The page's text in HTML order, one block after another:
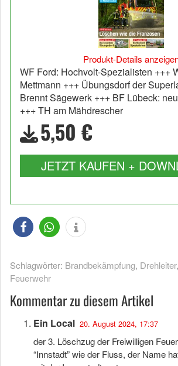
Produkt-Details
WF Ford: Hochvolt-Spezialisten +++
Mettmann +++ Übungsdorf der
Brennt Sägewerk +++ BF Lübeck:
+++ TH am Mähdrescher
5,50 €
JETZT KAUFEN +
Schlagwörter: Brandbekämpfung, Drehleiter,
Feuerwehr
Kommentar zu diesem Artikel
Ein Local 20. August 2024, 17:37
der 3. Löschzug der Freiwilligen
“Innstadt” wie der Fluss, der Name